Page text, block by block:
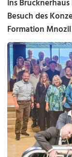
ins
Besuch des
Formation Mnozil